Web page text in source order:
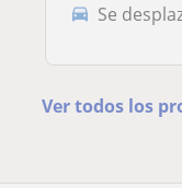
Se
Ver todos los